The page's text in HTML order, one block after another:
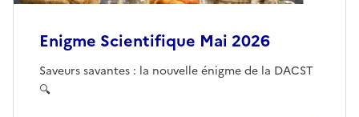
Enigme Scientifique Mai 2026
Saveurs savantes : la nouvelle énigme de la DACST
🔍